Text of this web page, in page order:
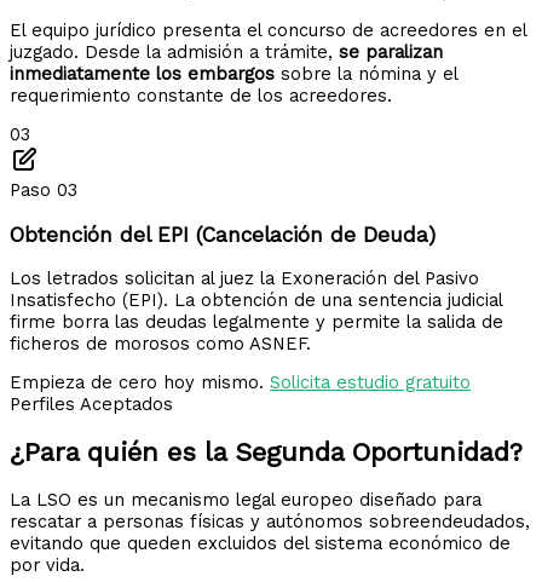
El equipo jurídico presenta el concurso de acreedores en el
juzgado. Desde la admisión a trámite, se paralizan
inmediatamente los embargos sobre la nómina y el
requerimiento constante de los acreedores.
03
Paso 03
Obtención del EPI (Cancelación de Deuda)
Los letrados solicitan al juez la Exoneración del Pasivo
Insatisfecho (EPI). La obtención de una sentencia judicial
firme borra las deudas legalmente y permite la salida de
ficheros de morosos como ASNEF.
Empieza de cero hoy mismo. Solicita estudio gratuito
Perfiles Aceptados
¿Para quién es la Segunda Oportunidad?
La LSO es un mecanismo legal europeo diseñado para
rescatar a personas físicas y autónomos sobreendeudados,
evitando que queden excluidos del sistema económico de
por vida.